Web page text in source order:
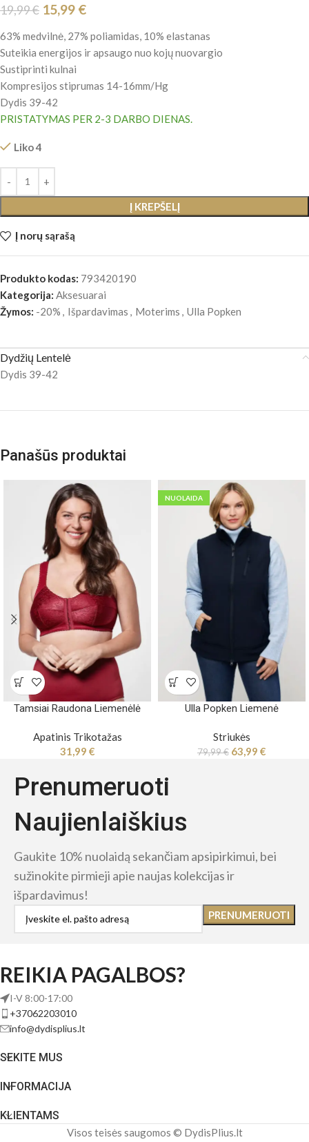
19,99€ 15,99 €
63% medvilnė, 27% poliamidas, 10% elastanas
Suteikia energijos ir apsaugo nuo kojų nuovargio
Sustiprinti kulnai
Kompresijos stiprumas 14-16mm/Hg
Dydis 39-42
PRISTATYMAS PER 2-3 DARBO DIENAS.
Liko 4
Į KREPŠELĮ
Į norų sąrašą
Produkto kodas: 793420190
Kategorija: Aksesuarai
Žymos: -20% Išpardavimas Moterims Ulla Popken
Dydžių Lentelė
Dydis 39-42
Panašūs produktai
Tamsiai Raudona Liemenėlė
Apatinis Trikotažas
31,99 €
NUOLAIDA
Ulla Popken Liemenė
Striukės
79,99€ 63,99 €
Prenumeruoti
Naujienlaiškius
Gaukite 10% nuolaidą sekančiam apsipirkimui, bei
sužinokite pirmieji apie naujas kolekcijas ir
išpardavimus!
REIKIA PAGALBOS?
I-V 8:00-17:00
+37062203010
info@dydisplius.lt
SEKITE MUS
INFORMACIJA
KLIENTAMS
Visos teisės saugomos © DydisPlius.lt